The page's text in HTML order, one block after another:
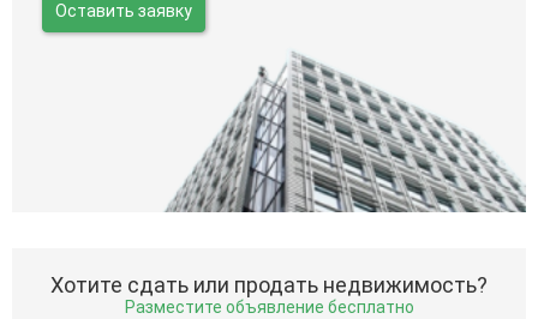
Оставить заявку
Хотите сдать или продать недвижимость?
Разместите объявление бесплатно